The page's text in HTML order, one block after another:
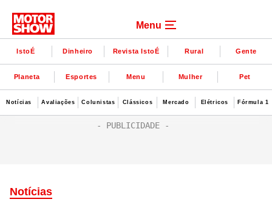
Menu
IstoÉ Dinheiro Revista IstoÉ Rural Gente
Planeta Esportes Menu Mulher Pet
Notícias Avaliações Colunistas Clássicos Mercado Elétricos Fórmula 1
Notícias